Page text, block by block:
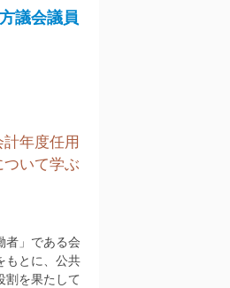
議会議員
年度任用
いて学ぶ
者」である会
もとに、公共
割を果たして